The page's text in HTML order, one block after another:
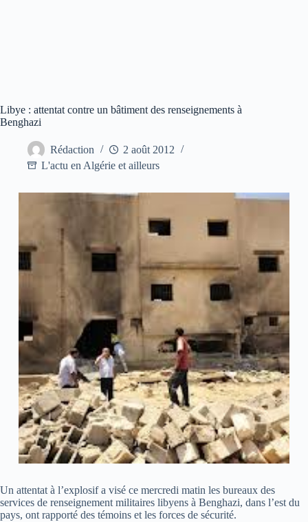
Libye : attentat contre un bâtiment des renseignements à
Benghazi
Rédaction
2 août 2012
L'actu en Algérie et ailleurs
Un attentat à l’explosif a visé ce mercredi matin les bureaux des
services de renseignement militaires libyens à Benghazi, dans l’est du
pays, ont rapporté des témoins et les forces de sécurité.